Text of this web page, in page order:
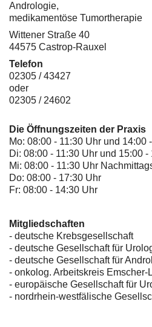
Andrologie,
medikamentöse Tumortherapie
Wittener Straße 40
44575 Castrop-Rauxel
Telefon
02305 / 43427
oder
02305 / 24602
Die Öffnungszeiten der Praxis
Mo: 08:00 - 11:30 Uhr und 14:00
Di: 08:00 - 11:30 Uhr und 15:00 -
Mi: 08:00 - 11:30 Uhr
Do: 08:00 - 17:30 Uhr
Fr: 08:00 - 14:30 Uhr
Mitgliedschaften
- deutsche Krebsgesellschaft
- deutsche Gesellschaft für
- deutsche Gesellschaft für
- onkolog. Arbeitskreis Emscher-
- europäische Gesellschaft für
- nordrhein-westfälische